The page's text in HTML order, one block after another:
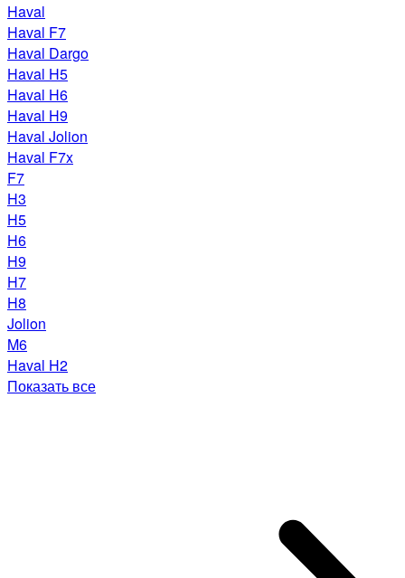
Haval
Haval F7
Haval Dargo
Haval H5
Haval H6
Haval H9
Haval Jolion
Haval F7x
F7
H3
H5
H6
H9
H7
H8
Jolion
M6
Haval H2
Показать все